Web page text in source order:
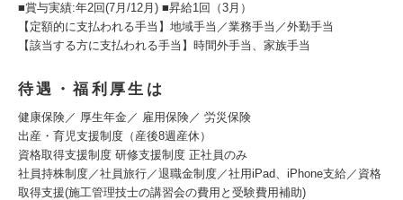
■賞与実績:年2回(7月/12月) ■昇給1回（3月）
【定額的に支払われる手当】地域手当／業務手当／外勤手当
【該当する方に支払われる手当】時間外手当、家族手当
待遇・福利厚生は
健康保険／ 厚生年金／ 雇用保険／ 労災保険
出産・育児支援制度（産後8週産休）
資格取得支援制度 研修支援制度 正社員のみ
社員持株制度／社員旅行／退職金制度／社用iPad、iPhone支給／資格
取得支援(施工管理技士の講習会の費用と受験費用補助)